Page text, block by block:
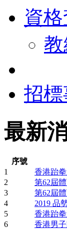
資
招
最新
序號
1
香港跆
2
第62屆
3
第62屆
4
2019 品
5
香港跆
6
香港男